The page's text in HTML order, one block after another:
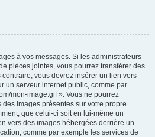
à vos messages. Si les administrateurs
pièces jointes, vous pourrez transférer des
vous devrez insérer un lien vers
un serveur internet public, comme par
mon-image.gif ». Vous ne pourrez
images présentes sur votre propre
que celui-ci soit en lui-même un
vers des images hébergées derrière un
comme par exemple les services de